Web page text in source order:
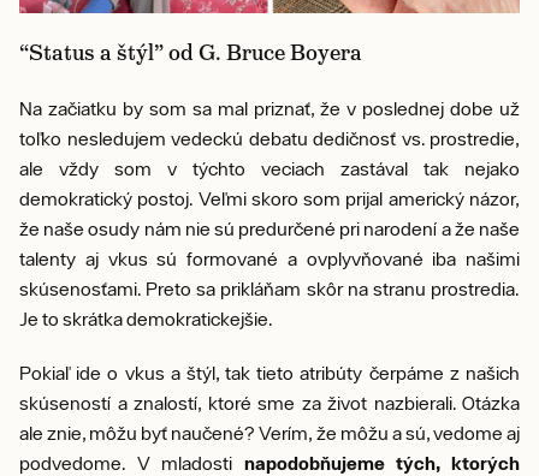
“Status a štýl” od G. Bruce Boyera
Na začiatku by som sa mal priznať, že v poslednej dobe už
toľko nesledujem vedeckú debatu dedičnosť vs. prostredie,
ale vždy som v týchto veciach zastával tak nejako
demokratický postoj. Veľmi skoro som prijal americký názor,
že naše osudy nám nie sú predurčené pri narodení a že naše
talenty aj vkus sú formované a ovplyvňované iba našimi
skúsenosťami. Preto sa prikláňam skôr na stranu prostredia.
Je to skrátka demokratickejšie.
Pokiaľ ide o vkus a štýl, tak tieto atribúty čerpáme z našich
skúseností a znalostí, ktoré sme za život nazbierali. Otázka
ale znie, môžu byť naučené? Verím, že môžu a sú, vedome aj
podvedome. V mladosti napodobňujeme tých, ktorých